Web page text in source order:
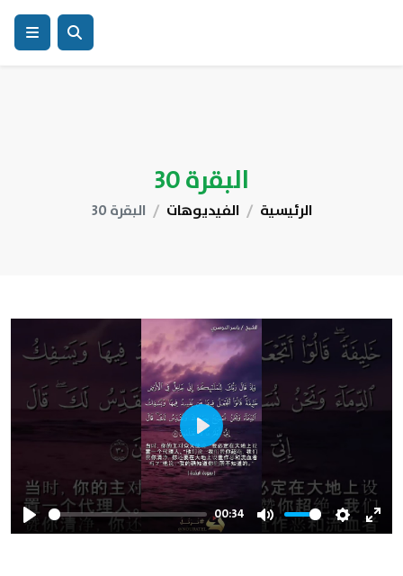
البقرة 30
الرئيسية الفيديوهات البقرة 30
Play
00:34
Mute Settings
Play